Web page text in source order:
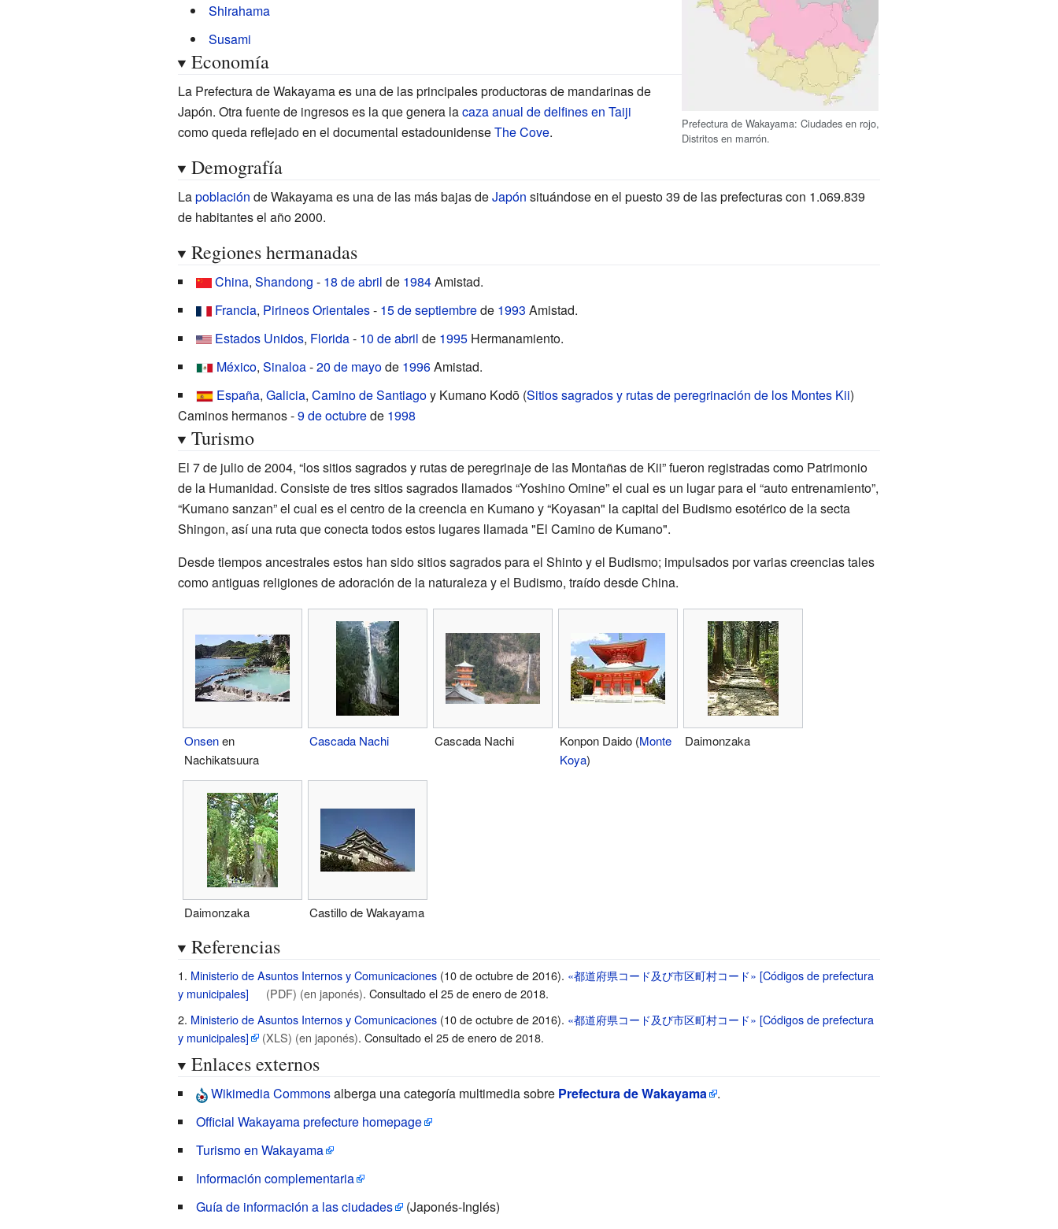
Prefectura de Wakayama: Ciudades en rojo,
Distritos en marrón.
Shirahama
Susami
Economía
La Prefectura de Wakayama es una de las principales productoras de mandarinas de
Japón. Otra fuente de ingresos es la que genera lacaza anual de delfines en Taiji
como queda reflejado en el documental estadounidenseThe Cove.
Demografía
Lapoblación de Wakayama es una de las más bajas deJapón situándose en el puesto 39 de las prefecturas con 1.069.839
de habitantes el año 2000.
Regiones hermanadas
China, Shandong - 18 de abril de 1984Amistad.
Francia, Pirineos Orientales- 15 de septiembrede 1993 Amistad.
Estados Unidos, Florida- 10 de abril de 1995Hermanamiento.
México, Sinaloa-20 de mayode 1996Amistad.
España, Galicia, Camino de Santiagoy Kumano Kodō(Sitios sagrados y rutas de peregrinación de los Montes Kii)
Caminos hermanos -9 de octubrede 1998
Turismo
El 7 de julio de 2004, “los sitios sagrados y rutas de peregrinaje de las Montañas de Kii” fueron registradas como Patrimonio
de la Humanidad. Consiste de tres sitios sagrados llamados “Yoshino Omine” el cual es un lugar para el “auto entrenamiento”,
“Kumano sanzan” el cual es el centro de la creencia en Kumano y “Koyasan" la capital del Budismo esotérico de la secta
Shingon, así una ruta que conecta todos estos lugares llamada "El Camino de Kumano".
Desde tiempos ancestrales estos han sido sitios sagrados para el Shinto y el Budismo; impulsados por varias creencias tales
como antiguas religiones de adoración de la naturaleza y el Budismo, traído desde China.
Onsenen
Nachikatsuura
Cascada Nachi Cascada Nachi Konpon Daido (Monte
Koya)
Daimonzaka
Daimonzaka Castillo de Wakayama
Referencias
Ministerio de Asuntos Internos y Comunicaciones(10 de octubre de 2016). «都道府県コード及び市区町村コード» [Códigos de prefectura
y municipales] (PDF) (en japonés). Consultado el 25 de enero de 2018.
Ministerio de Asuntos Internos y Comunicaciones(10 de octubre de 2016). «都道府県コード及び市区町村コード» [Códigos de prefectura
y municipales] (XLS) (en japonés). Consultado el 25 de enero de 2018.
Enlaces externos
Wikimedia Commonsalberga una categoría multimedia sobre Prefectura de Wakayama .
Official Wakayama prefecture homepage
Turismo en Wakayama
Información complementaria
Guía de información a las ciudades (Japonés-Inglés)